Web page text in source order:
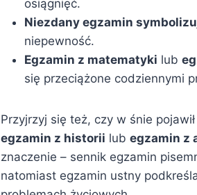
osiągnięć.
Niezdany egzamin
niepewność.
Egzamin z matematyki lub
się przeciążone codziennymi
Przyjrzyj się też, czy w śnie
egzamin z historii lub egzamin z
znaczenie – sennik egzamin
natomiast egzamin ustny